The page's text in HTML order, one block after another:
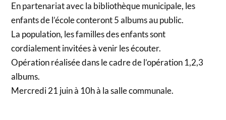
En partenariat avec la bibliothèque municipale, les
enfants de l’école conteront 5 albums au public.
La population, les familles des enfants sont
cordialement invitées à venir les écouter.
Opération réalisée dans le cadre de l’opération 1,2,3
albums.
Mercredi 21 juin à 10h à la salle communale.